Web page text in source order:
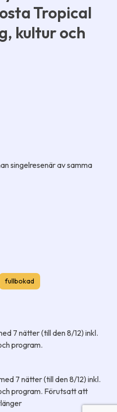
Tropical
kultur och
singelresenär av samma
fullbokad
7 nätter (till den 8/12) inkl.
program.
7 nätter (till den 8/12) inkl.
program. Förutsatt att